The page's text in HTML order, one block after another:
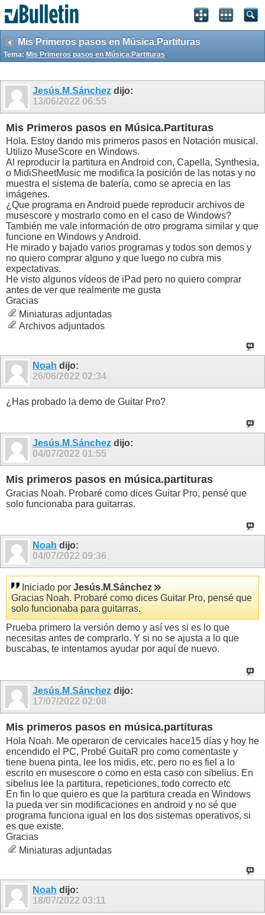
Mis Primeros pasos en Música.Partituras
Tema: Mis Primeros pasos en Música.Partituras
Jesús.M.Sánchez dijo:
13/06/2022 06:55
Mis Primeros pasos en Música.Partituras
Hola. Estoy dando mis primeros pasos en Notación musical.
Utilizo MuseScore en Windows.
Al reproducir la partitura en Android con, Capella, Synthesia,
o MidiSheetMusic me modifica la posición de las notas y no
muestra el sistema de batería, como se aprecia en las
imágenes.
¿Que programa en Android puede reproducir archivos de
musescore y mostrarlo como en el caso de Windows?
También me vale información de otro programa similar y que
funcione en Windows y Android.
He mirado y bajado varios programas y todos son demos y
no quiero comprar alguno y que luego no cubra mis
expectativas.
He visto algunos vídeos de iPad pero no quiero comprar
antes de ver que realmente me gusta
Gracias
Miniaturas adjuntadas
Archivos adjuntados
Noah dijo:
26/06/2022 02:34
¿Has probado la demo de Guitar Pro?
Jesús.M.Sánchez dijo:
04/07/2022 01:55
Mis primeros pasos en música.partituras
Gracias Noah. Probaré como dices Guitar Pro, pensé que
solo funcionaba para guitarras.
Noah dijo:
04/07/2022 09:36
Iniciado por Jesús.M.Sánchez
Gracias Noah. Probaré como dices Guitar Pro, pensé que
solo funcionaba para guitarras.
Prueba primero la versión demo y así ves si es lo que
necesitas antes de comprarlo. Y si no se ajusta a lo que
buscabas, te intentamos ayudar por aquí de nuevo.
Jesús.M.Sánchez dijo:
17/07/2022 02:08
Mis primeros pasos en música.partituras
Hola Noah. Me operaron de cervicales hace15 días y hoy he
encendido el PC, Probé GuitaR pro como comentaste y
tiene buena pinta, lee los midis, etc, pero no es fiel a lo
escrito en musescore o como en esta caso con sibelius. En
sibelius lee la partitura, repeticiones, todo correcto etc
En fin lo que quiero es que la partitura creada en Windows
la pueda ver sin modificaciones en android y no sé que
programa funciona igual en los dos sistemas operativos, si
es que existe.
Gracias
Miniaturas adjuntadas
Noah dijo:
18/07/2022 03:11